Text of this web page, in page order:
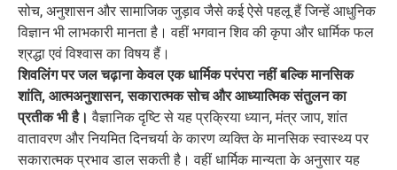
सोच, अनुशासन और सामाजिक जुड़ाव जैसे कई ऐसे पहलू हैं जिन्हें आधुनिक
विज्ञान भी लाभकारी मानता है। वहीं भगवान शिव की कृपा और धार्मिक फल
श्रद्धा एवं विश्वास का विषय हैं।
शिवलिंग पर जल चढ़ाना केवल एक धार्मिक परंपरा नहीं बल्कि मानसिक
शांति, आत्मअनुशासन, सकारात्मक सोच और आध्यात्मिक संतुलन का
प्रतीक भी है। वैज्ञानिक दृष्टि से यह प्रक्रिया ध्यान, मंत्र जाप, शांत
वातावरण और नियमित दिनचर्या के कारण व्यक्ति के मानसिक स्वास्थ्य पर
सकारात्मक प्रभाव डाल सकती है। वहीं धार्मिक मान्यता के अनुसार यह